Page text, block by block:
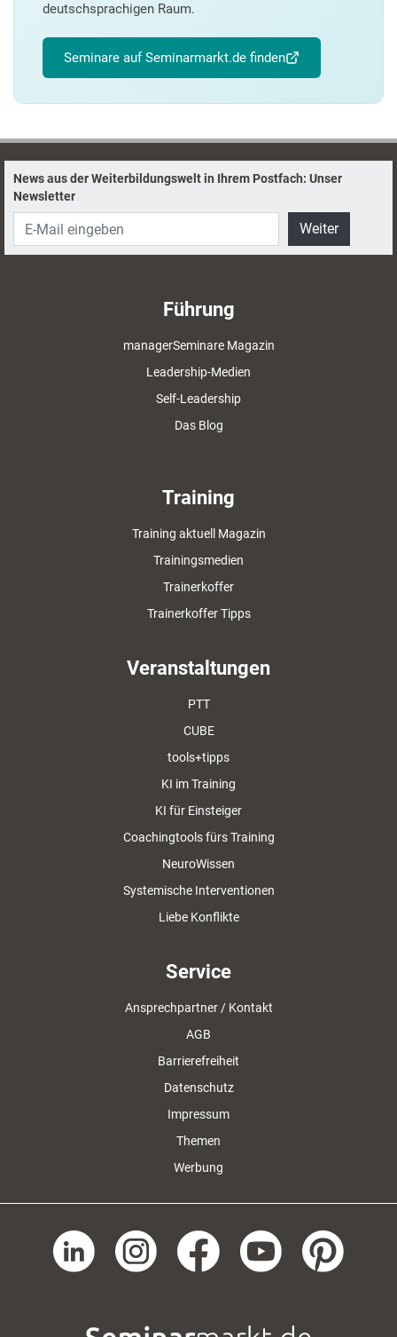
deutschsprachigen Raum.
Seminare auf Seminarmarkt.de finden
News aus der Weiterbildungswelt in Ihrem Postfach: Unser
Newsletter
Weiter
Führung
managerSeminare Magazin
Leadership-Medien
Self-Leadership
Das Blog
Training
Training aktuell Magazin
Trainingsmedien
Trainerkoffer
Trainerkoffer Tipps
Veranstaltungen
PTT
CUBE
tools+tipps
KI im Training
KI für Einsteiger
Coachingtools fürs Training
NeuroWissen
Systemische Interventionen
Liebe Konflikte
Service
Ansprechpartner / Kontakt
AGB
Barrierefreiheit
Datenschutz
Impressum
Themen
Werbung